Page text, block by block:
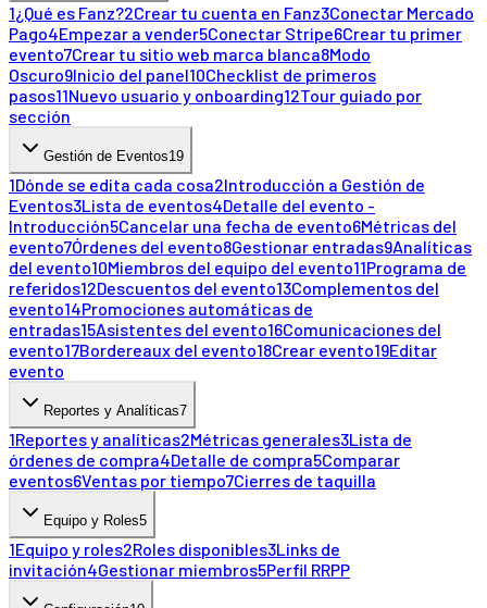
1¿Qué es Fanz?2Crear tu cuenta en Fanz3Conectar Mercado
Pago4Empezar a vender5Conectar Stripe6Crear tu primer
evento7Crear tu sitio web marca blanca8Modo
Oscuro9Inicio del panel10Checklist de primeros
pasos11Nuevo usuario y onboarding12Tour guiado por
sección
Gestión de Eventos19
1Dónde se edita cada cosa2Introducción a Gestión de
Eventos3Lista de eventos4Detalle del evento -
Introducción5Cancelar una fecha de evento6Métricas del
evento7Órdenes del evento8Gestionar entradas9Analíticas
del evento10Miembros del equipo del evento11Programa de
referidos12Descuentos del evento13Complementos del
evento14Promociones automáticas de
entradas15Asistentes del evento16Comunicaciones del
evento17Bordereaux del evento18Crear evento19Editar
evento
Reportes y Analíticas7
1Reportes y analíticas2Métricas generales3Lista de
órdenes de compra4Detalle de compra5Comparar
eventos6Ventas por tiempo7Cierres de taquilla
Equipo y Roles5
1Equipo y roles2Roles disponibles3Links de
invitación4Gestionar miembros5Perfil RRPP